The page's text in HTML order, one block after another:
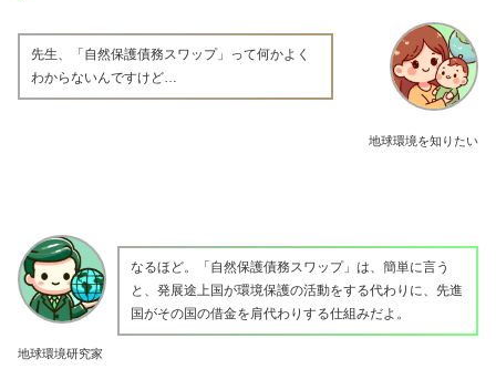
地球環境を知りたい
先生、「自然保護債務スワップ」って何かよく
わからないんですけど…
地球環境研究家
なるほど。「自然保護債務スワップ」は、簡単に言う
と、発展途上国が環境保護の活動をする代わりに、先進
国がその国の借金を肩代わりする仕組みだよ。